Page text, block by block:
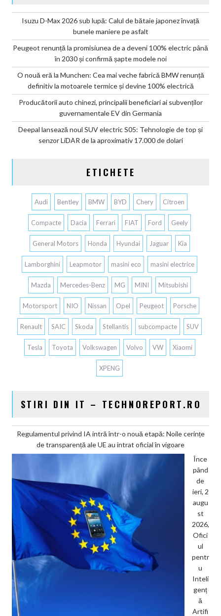
Isuzu D-Max 2026 sub lupă: Calul de bătaie japonez învață
bunele maniere pe asfalt
Peugeot renunță la promisiunea de a deveni 100% electric până
în 2030 și confirmă șapte modele noi
O nouă eră la Munchen: Cea mai veche fabrică BMW renunță
definitiv la motoarele termice și devine 100% electrică
Producătorii auto chinezi, principalii beneficiari ai subvenților
guvernamentale EV din Germania
Deepal lansează noul SUV electric S05: Tehnologie de top și
senzor LiDAR de la aproximativ 17.000 de dolari
ETICHETE
Audi Bentley BMW BYD Chery Citroen
Compacte Dacia Ferrari FIAT Ford Geely
General Motors Honda Hyundai Jaguar Kia
Lamborghini Leapmotor masini eco masini electrice
Mazda Mercedes-Benz MG MINI Mitsubishi
Motorsport NIO Nissan Opel Peugeot Porsche
Renault SAIC Skoda Stellantis subcompacte SUV
Tesla Toyota Volkswagen Volvo VW Xiaomi
XPENG
STIRI DIN IT – TECHNOREPORT.RO
Regulamentul privind IA intră într-o nouă etapă: Noile cerințe
de transparență ale UE au intrat oficial în vigoare
Înce
pând
de
ieri, 2
augu
st
2026,
Ofici
ul
pentr
u
Inteli
genț
ă
Artifi